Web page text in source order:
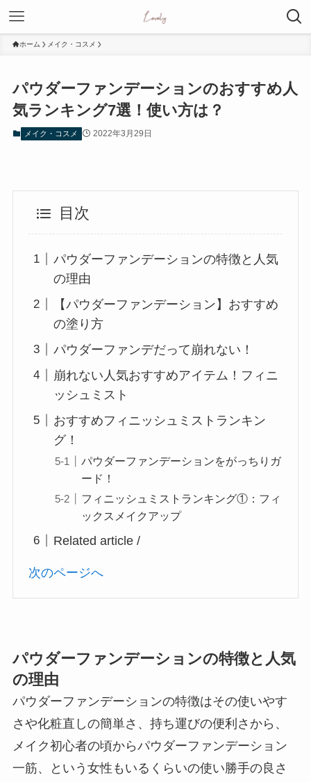
ホーム メイク・コスメ
パウダーファンデーションのおすすめ人
気ランキング7選！使い方は？
メイク・コスメ 2022年3月29日
目次
パウダーファンデーションの特徴と人気
の理由
【パウダーファンデーション】おすすめ
の塗り方
パウダーファンデだって崩れない！
崩れない人気おすすめアイテム！フィニ
ッシュミスト
おすすめフィニッシュミストランキン
グ！
パウダーファンデーションをがっちりガ
ード！
フィニッシュミストランキング①：フィ
ックスメイクアップ
Related article /
次のページへ
パウダーファンデーションの特徴と人気
の理由
パウダーファンデーションの特徴はその使いやす
さや化粧直しの簡単さ、持ち運びの便利さから、
メイク初心者の頃からパウダーファンデーション
一筋、という女性もいるくらいの使い勝手の良さ